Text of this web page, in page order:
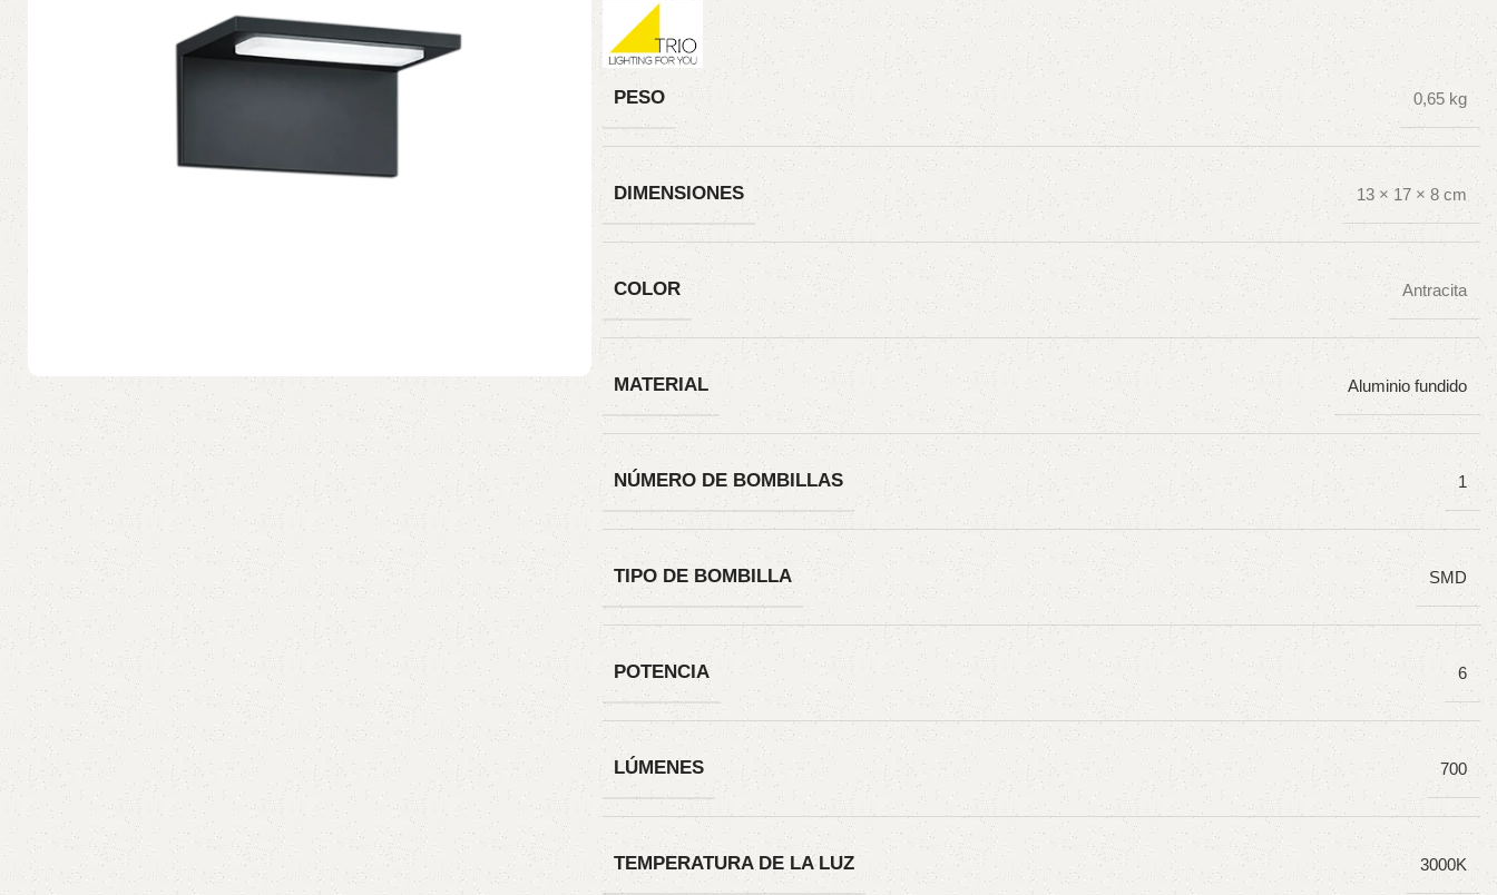
PESO 0,65 kg
DIMENSIONES 13 × 17 × 8 cm
COLOR Antracita
MATERIAL Aluminio fundido
NÚMERO DE BOMBILLAS 1
TIPO DE BOMBILLA SMD
POTENCIA 6
LÚMENES 700
TEMPERATURA DE LA LUZ 3000K